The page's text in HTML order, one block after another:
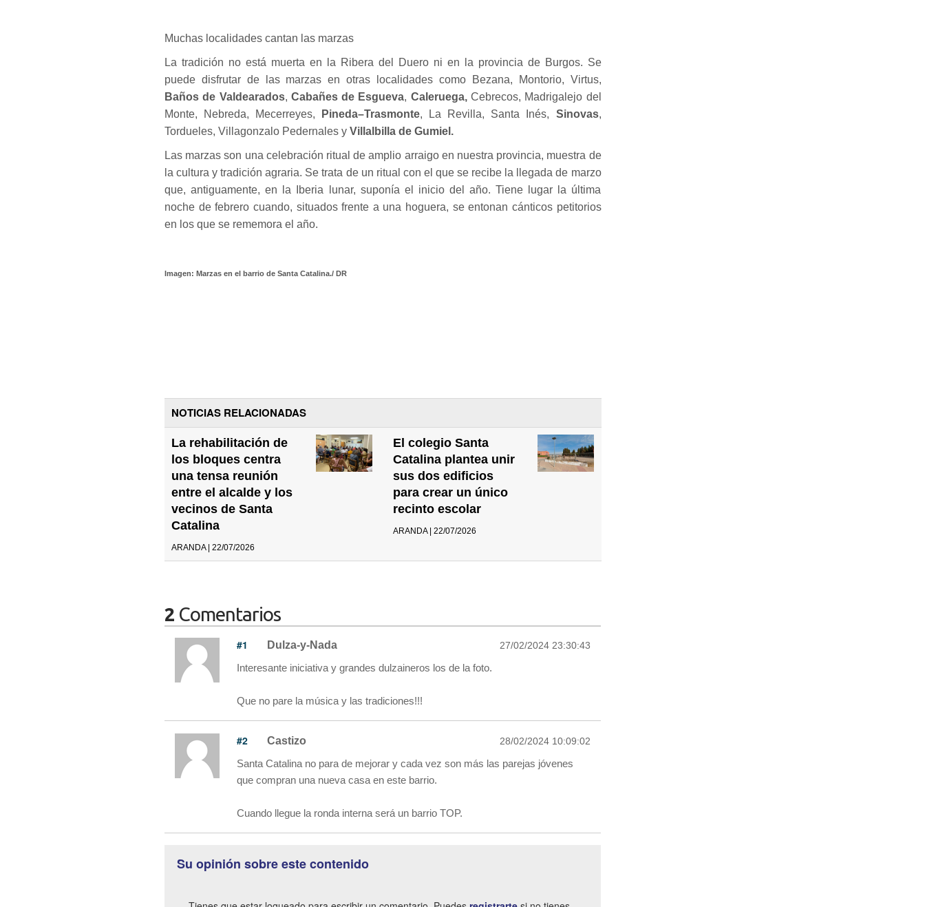
Muchas localidades cantan las marzas
La tradición no está muerta en la Ribera del Duero ni en la provincia de Burgos. Se
puede disfrutar de las marzas en otras localidades como Bezana, Montorio, Virtus,
Baños de Valdearados, Cabañes de Esgueva, Caleruega,Cebrecos, Madrigalejo del
Monte, Nebreda, Mecerreyes,
Pineda–Trasmonte, La Revilla, Santa Inés, Sinovas,
Tordueles, Villagonzalo Pedernales y Villalbilla de Gumiel.
Las marzas son una celebración ritual de amplio arraigo en nuestra provincia, muestra de
la cultura y tradición agraria. Se trata de un ritual con el que se recibe la llegada de marzo
que, antiguamente, en la Iberia lunar, suponía el inicio del año. Tiene lugar la última
noche de febrero cuando, situados frente a una hoguera, se entonan cánticos petitorios
en los que se rememora el año.
Imagen: Marzas en el barrio de Santa Catalina./ DR
NOTICIAS RELACIONADAS
La rehabilitación de
los bloques centra
una tensa reunión
entre el alcalde y los
vecinos de Santa
Catalina
ARANDA | 22/07/2026
El colegio Santa
Catalina plantea unir
sus dos edificios
para crear un único
recinto escolar
ARANDA | 22/07/2026
2 Comentarios
#1 Dulza-y-Nada 27/02/2024 23:30:43
Interesante iniciativa y grandes dulzaineros los de la foto.
Que no pare la música y las tradiciones!!!
#2 Castizo 28/02/2024 10:09:02
Santa Catalina no para de mejorar y cada vez son más las parejas jóvenes
que compran una nueva casa en este barrio.
Cuando llegue la ronda interna será un barrio TOP.
Su opinión sobre este contenido